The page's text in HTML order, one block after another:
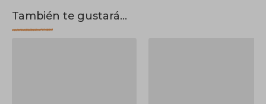
También te gustará...